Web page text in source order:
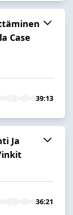
Case
39:13
Ja
36:21